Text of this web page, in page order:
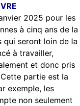
2025 pour les
à cinq ans de la
qui seront loin de la
à travailler,
et donc pris
partie est la
exemple, les
non seulement